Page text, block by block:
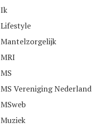
Ik
Lifestyle
Mantelzorgelijk
MRI
MS
MS Vereniging Nederland
MSweb
Muziek